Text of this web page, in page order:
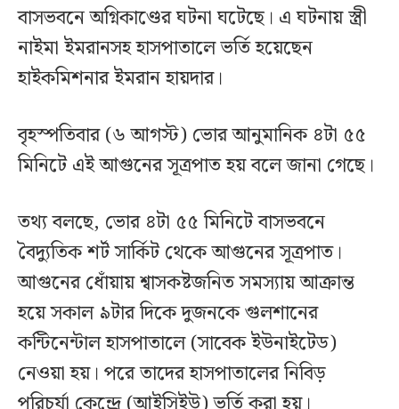
বাসভবনে অগ্নিকাণ্ডের ঘটনা ঘটেছে। এ ঘটনায় স্ত্রী
নাইমা ইমরানসহ হাসপাতালে ভর্তি হয়েছেন
হাইকমিশনার ইমরান হায়দার।
বৃহস্পতিবার (৬ আগস্ট) ভোর আনুমানিক ৪টা ৫৫
মিনিটে এই আগুনের সূত্রপাত হয় বলে জানা গেছে।
তথ্য বলছে, ভোর ৪টা ৫৫ মিনিটে বাসভবনে
বৈদ্যুতিক শর্ট সার্কিট থেকে আগুনের সূত্রপাত।
আগুনের ধোঁয়ায় শ্বাসকষ্টজনিত সমস্যায় আক্রান্ত
হয়ে সকাল ৯টার দিকে দুজনকে গুলশানের
কন্টিনেন্টাল হাসপাতালে (সাবেক ইউনাইটেড)
নেওয়া হয়। পরে তাদের হাসপাতালের নিবিড়